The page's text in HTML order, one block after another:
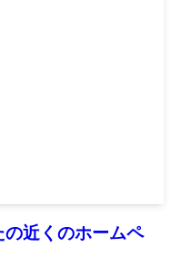
の近くのホームペ